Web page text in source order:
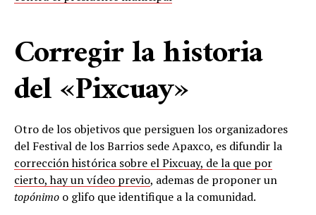
Corregir la historia
del «Pixcuay»
Otro de los objetivos que persiguen los organizadores
del Festival de los Barrios sede Apaxco, es difundir la
corrección histórica sobre el Pixcuay, de la que por
cierto, hay un vídeo previo, ademas de proponer un
topónimo o glifo que identifique a la comunidad.